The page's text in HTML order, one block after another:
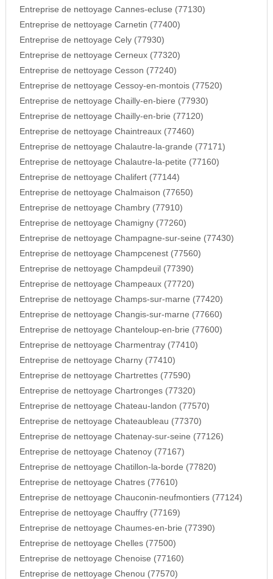
Entreprise de nettoyage Cannes-ecluse (77130)
Entreprise de nettoyage Carnetin (77400)
Entreprise de nettoyage Cely (77930)
Entreprise de nettoyage Cerneux (77320)
Entreprise de nettoyage Cesson (77240)
Entreprise de nettoyage Cessoy-en-montois (77520)
Entreprise de nettoyage Chailly-en-biere (77930)
Entreprise de nettoyage Chailly-en-brie (77120)
Entreprise de nettoyage Chaintreaux (77460)
Entreprise de nettoyage Chalautre-la-grande (77171)
Entreprise de nettoyage Chalautre-la-petite (77160)
Entreprise de nettoyage Chalifert (77144)
Entreprise de nettoyage Chalmaison (77650)
Entreprise de nettoyage Chambry (77910)
Entreprise de nettoyage Chamigny (77260)
Entreprise de nettoyage Champagne-sur-seine (77430)
Entreprise de nettoyage Champcenest (77560)
Entreprise de nettoyage Champdeuil (77390)
Entreprise de nettoyage Champeaux (77720)
Entreprise de nettoyage Champs-sur-marne (77420)
Entreprise de nettoyage Changis-sur-marne (77660)
Entreprise de nettoyage Chanteloup-en-brie (77600)
Entreprise de nettoyage Charmentray (77410)
Entreprise de nettoyage Charny (77410)
Entreprise de nettoyage Chartrettes (77590)
Entreprise de nettoyage Chartronges (77320)
Entreprise de nettoyage Chateau-landon (77570)
Entreprise de nettoyage Chateaubleau (77370)
Entreprise de nettoyage Chatenay-sur-seine (77126)
Entreprise de nettoyage Chatenoy (77167)
Entreprise de nettoyage Chatillon-la-borde (77820)
Entreprise de nettoyage Chatres (77610)
Entreprise de nettoyage Chauconin-neufmontiers (77124)
Entreprise de nettoyage Chauffry (77169)
Entreprise de nettoyage Chaumes-en-brie (77390)
Entreprise de nettoyage Chelles (77500)
Entreprise de nettoyage Chenoise (77160)
Entreprise de nettoyage Chenou (77570)